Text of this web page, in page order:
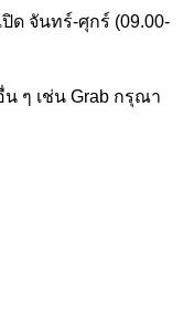
ด จันทร์-ศุกร์ (09.00-
ๆ เช่น Grab กรุณา